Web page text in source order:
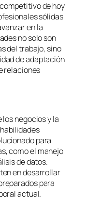
de hoy
sólidas
en la
no solo son
del trabajo, sino
de adaptación
relaciones
negocios y la
para
como el manejo
de datos.
en desarrollar
para
actual.